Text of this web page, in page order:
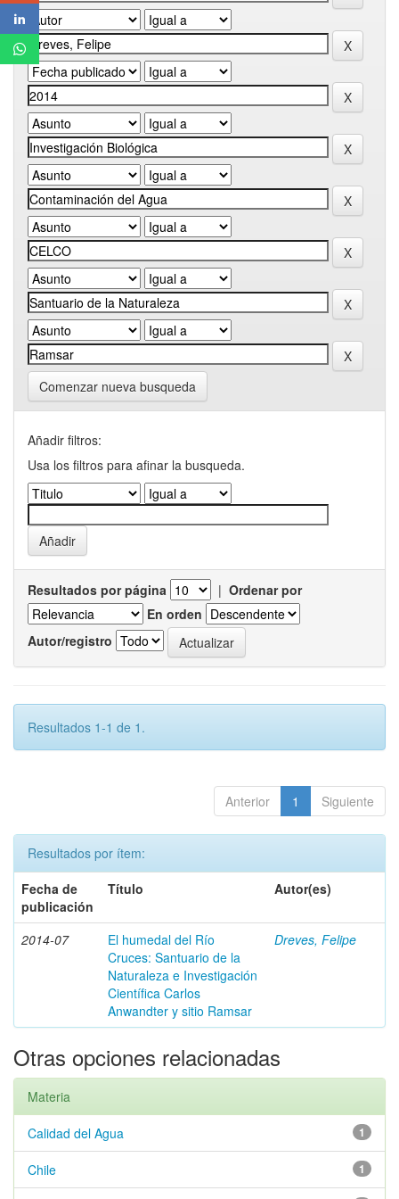
Comenzar nueva busqueda
Añadir filtros:
Usa los filtros para afinar la busqueda.
Resultados por página | Ordenar por
En orden
Autor/registro
Resultados 1-1 de 1.
Anterior 1 Siguiente
Resultados por ítem:
Fecha de
publicación
Título Autor(es)
2014-07
El humedal del Río
Cruces: Santuario de la
Naturaleza e Investigación
Científica Carlos
Anwandter y sitio Ramsar
Dreves, Felipe
Otras opciones relacionadas
Materia
1
Calidad del Agua
1
Chile